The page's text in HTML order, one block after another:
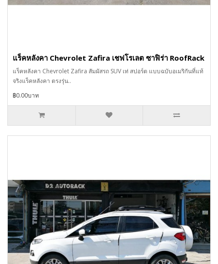
แร็คหลังคา Chevrolet Zafira เชฟโรเลต ซาฟิร่า RoofRack
แร็คหลังคา Chevrolet Zafira สัมผัสรถ SUV เท่ สปอร์ต แบบฉบับอเมริกันที่แท้
จริงแร็คหลังคา ตรงรุ่น..
฿0.00บาท